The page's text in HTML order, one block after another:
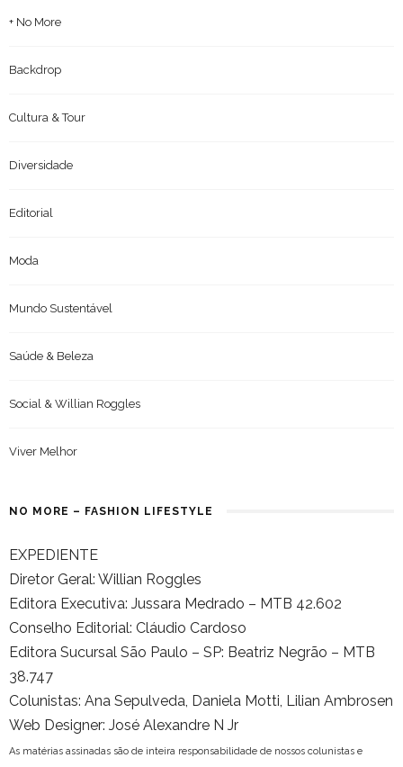
+ No More
Backdrop
Cultura & Tour
Diversidade
Editorial
Moda
Mundo Sustentável
Saúde & Beleza
Social & Willian Roggles
Viver Melhor
NO MORE – FASHION LIFESTYLE
EXPEDIENTE
Diretor Geral: Willian Roggles
Editora Executiva: Jussara Medrado – MTB 42.602
Conselho Editorial: Cláudio Cardoso
Editora Sucursal São Paulo – SP: Beatriz Negrão – MTB
38.747
Colunistas: Ana Sepulveda, Daniela Motti, Lilian Ambrosen
Web Designer: José Alexandre N Jr
As matérias assinadas são de inteira responsabilidade de nossos colunistas e